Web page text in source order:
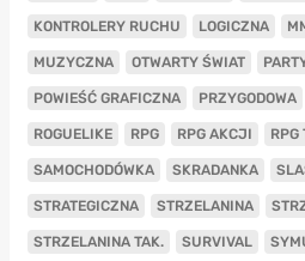
KONTROLERY RUCHU LOGICZNA
MUZYCZNA OTWARTY ŚWIAT
POWIEŚĆ GRAFICZNA PRZYGODOWA
ROGUELIKE RPG RPG AKCJI RPG
SAMOCHODÓWKA SKRADANKA
STRATEGICZNA STRZELANINA
STRZELANINA TAK. SURVIVAL